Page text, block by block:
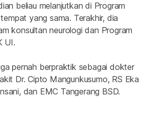
beliau melanjutkan di Program
yang sama. Terakhir, dia
konsultan neurologi dan Program
UI.
pernah berpraktik sebagai dokter
Dr. Cipto Mangunkusumo, RS Eka
dan EMC Tangerang BSD.